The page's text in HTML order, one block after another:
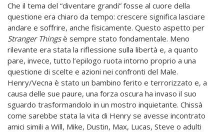
Che il tema del “diventare grandi” fosse al cuore della
questione era chiaro da tempo: crescere significa lasciare
andare e soffrire, anche fisicamente. Questo aspetto per
Stranger Thingsè sempre stato fondamentale. Meno
rilevante era stata la riflessione sulla libertà e, a quanto
pare, invece, tutto l’epilogo ruota intorno proprio a una
questione di scelte e azioni nei confronti del Male.
Henry/Vecna è stato un bambino ferito e terrorizzato e, a
causa delle sue paure, una forza oscura ha invaso il suo
sguardo trasformandolo in un mostro inquietante. Chissà
come sarebbe stata la vita di Henry se avesse incontrato
amici simili a Will, Mike, Dustin, Max, Lucas, Steve o adulti